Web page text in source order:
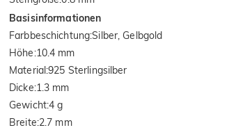
Basisinformationen
Farbbeschichtung:Silber, Gelbgold
Höhe:10.4 mm
Material :925 Sterlingsilber
Dicke:1.3 mm
Gewicht:4 g
Breite:2.7 mm